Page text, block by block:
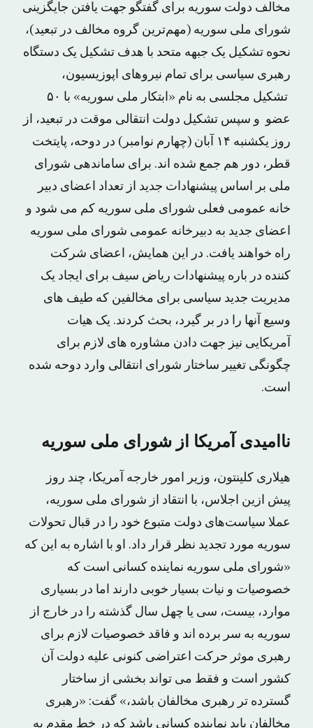
مخالف دولت سوریه برای گفتگو جهت یافتن جایگزینی
شورای ملی سوریه (مهم‌ترین گروه مخالف در تبعید)،
نحوه تشکیل یک جبهه متحد با هدف تشکیل یک دستگاه
رهبری سیاسی برای تمام نیروهای اپوزیسیون،
تشکیل مجلسی به نام «ابتکار ملی سوریه» با ۵۰
عضو و سپس تشکیل دولت انتقالی موقت در تبعید، از
روز یکشنبه ۱۴ آبان (چهارم نوامبر) در دوحه، پایتخت
قطر، دور هم جمع شده اند. برای ساماندهی شورای
ملی بر اساس پیشنهادات جدید از تعداد اعضای دبیر
خانه عمومی فعلی شورای ملی سوریه کم می شود و
اعضای جدید به دبیرخانه عمومی شورای ملی سوریه
راه خواهند یافت. در این همایش، اعضای شرکت
کننده در باره پیشنهادات ریاض سیف برای ایجاد یک
مدیریت جدید سیاسی برای مخالفین که طیف های
وسیع آنها را در بر گیرد، بحث کردند. یک هیات
آمریکایی نیز جهت دادن مشاوره های لازم برای
چگونگی تغییر ساختار شورای انتقالی وارد دوحه شده
است.
ناامیدی آمریکا از شورای ملی سوریه
هیلاری کلینتون، وزیر امور خارجه آمریکا، چند روز
پیش ازین اجلاس، با انتقاد از شورای ملی سوریه،
عملا سیاست‌های دولت متبوع خود را در قبال تحولات
سوریه مورد تجدید نظر قرار داد. او با اشاره به این که
«شورای ملی سوریه نماینده کسانی است که
خصوصیات و نیات بسیار خوبی دارند اما در بسیاری
موارد، بیست، سی یا چهل سال گذشته را در خارج از
سوریه به سر برده اند و فاقد خصوصیات لازم برای
رهبری موثر حرکت اعتراضی کنونی علیه دولت آن
کشور است و فقط می تواند بخشی از ساختار
گسترده تر رهبری مخالفان باشد،» گفت: «رهبری
مخالفان باید نماینده کسانی باشد که در خط مقدم به